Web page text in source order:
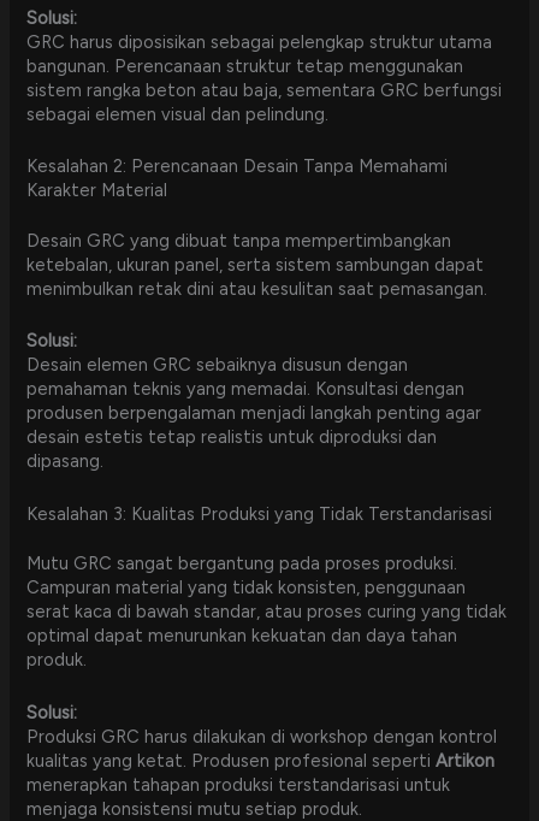
Solusi:
GRC harus diposisikan sebagai pelengkap struktur utama
bangunan. Perencanaan struktur tetap menggunakan
sistem rangka beton atau baja, sementara GRC berfungsi
sebagai elemen visual dan pelindung.
Kesalahan 2: Perencanaan Desain Tanpa Memahami
Karakter Material
Desain GRC yang dibuat tanpa mempertimbangkan
ketebalan, ukuran panel, serta sistem sambungan dapat
menimbulkan retak dini atau kesulitan saat pemasangan.
Solusi:
Desain elemen GRC sebaiknya disusun dengan
pemahaman teknis yang memadai. Konsultasi dengan
produsen berpengalaman menjadi langkah penting agar
desain estetis tetap realistis untuk diproduksi dan
dipasang.
Kesalahan 3: Kualitas Produksi yang Tidak Terstandarisasi
Mutu GRC sangat bergantung pada proses produksi.
Campuran material yang tidak konsisten, penggunaan
serat kaca di bawah standar, atau proses curing yang tidak
optimal dapat menurunkan kekuatan dan daya tahan
produk.
Solusi:
Produksi GRC harus dilakukan di workshop dengan kontrol
kualitas yang ketat. Produsen profesional sepertiArtikon
menerapkan tahapan produksi terstandarisasi untuk
menjaga konsistensi mutu setiap produk.